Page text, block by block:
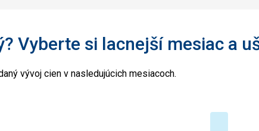
Vyberte si lacnejší mesiac a
vývoj cien v nasledujúcich mesiacoch.